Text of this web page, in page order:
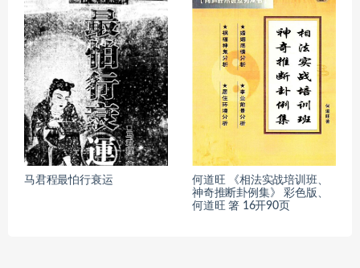
马君程最怕行衰运
何道旺 《相法实战培训班、
神奇推断卦例集》 彩色版、
何道旺 箸 16开90页